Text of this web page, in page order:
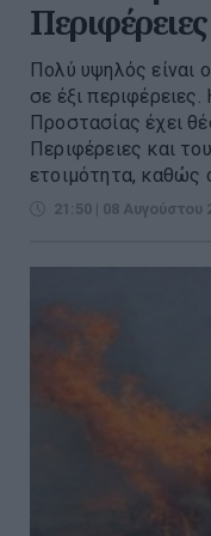
Περιφέρειες
Πολύ υψηλός είναι
σε έξι περιφέρειες.
Προστασίας έχει
Περιφέρειες και
ετοιμότητα, καθώς ο
21:50 | 08 Αυγούστου